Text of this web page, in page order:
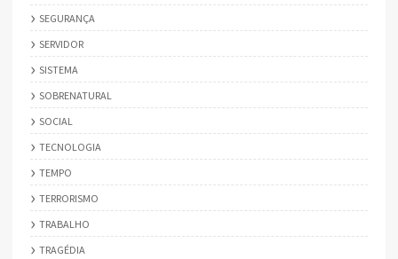
SEGURANÇA
SERVIDOR
SISTEMA
SOBRENATURAL
SOCIAL
TECNOLOGIA
TEMPO
TERRORISMO
TRABALHO
TRAGÉDIA